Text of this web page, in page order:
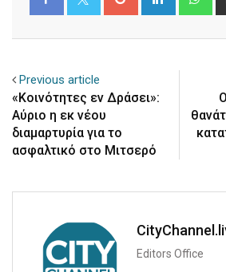
Previous article
«Κοινότητες εν Δράσει»:
Αύριο η εκ νέου
διαμαρτυρία για το
ασφαλτικό στο Μιτσερό
Editors Office